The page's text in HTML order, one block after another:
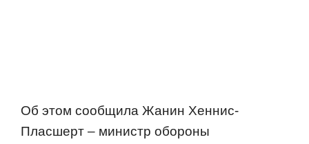
Об этом сообщила Жанин Хеннис-
Пласшерт – министр обороны